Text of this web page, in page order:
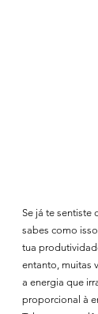
Se já te sentiste
sabes como
tua
entanto, muitas
a energia que
proporcional à